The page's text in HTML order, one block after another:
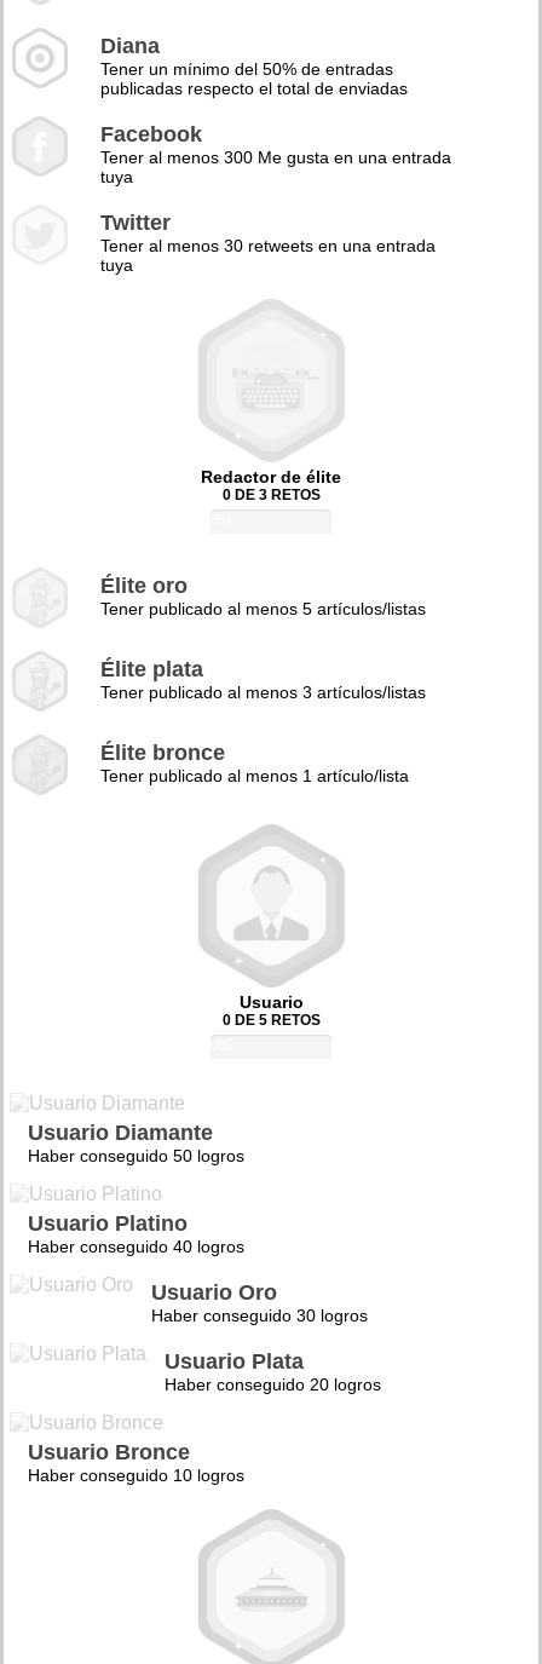
Diana
Tener un mínimo del 50% de entradas
publicadas respecto el total de enviadas
Facebook
Tener al menos 300 Me gusta en una entrada
tuya
Twitter
Tener al menos 30 retweets en una entrada
tuya
Redactor de élite
0 DE 3 RETOS
Élite oro
Tener publicado al menos 5 artículos/listas
Élite plata
Tener publicado al menos 3 artículos/listas
Élite bronce
Tener publicado al menos 1 artículo/lista
Usuario
0 DE 5 RETOS
Usuario Diamante
Haber conseguido 50 logros
Usuario Platino
Haber conseguido 40 logros
Usuario Oro
Haber conseguido 30 logros
Usuario Plata
Haber conseguido 20 logros
Usuario Bronce
Haber conseguido 10 logros